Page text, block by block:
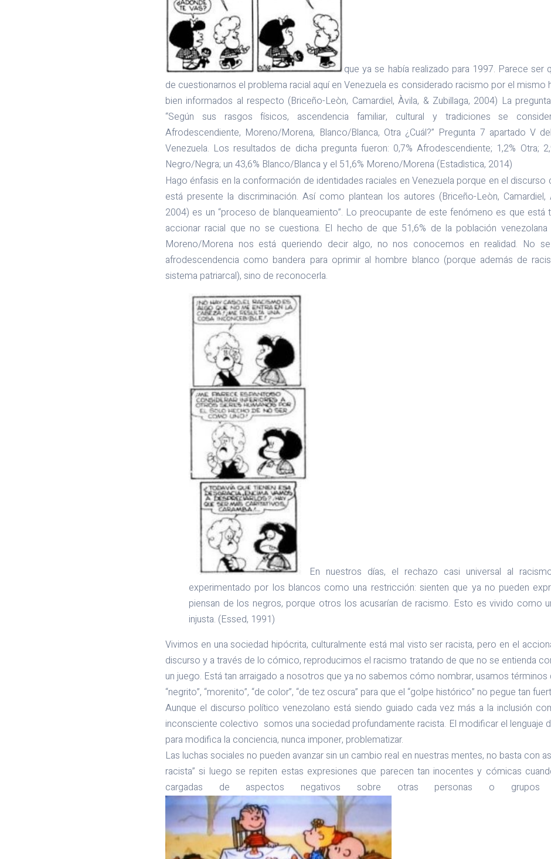
que ya se había realizado para 1997. Parece ser
de cuestionarnos el problema racial aquí en Venezuela es considerado racismo por el mismo
bien informados al respecto (Briceño-Leòn, Camardiel, Àvila, & Zubillaga, 2004) La
“Según sus rasgos físicos, ascendencia familiar, cultural y tradiciones se
Afrodescendiente, Moreno/Morena, Blanco/Blanca, Otra ¿Cuál?” Pregunta 7 apartado V
Venezuela. Los resultados de dicha pregunta fueron: 0,7% Afrodescendiente; 1,2% Otra;
Negro/Negra; un 43,6% Blanco/Blanca y el 51,6% Moreno/Morena (Estadìstica, 2014)
Hago énfasis en la conformación de identidades raciales en Venezuela porque en el
está presente la discriminación. Así como plantean los autores (Briceño-Leòn, Camardiel,
2004) es un “proceso de blanqueamiento”. Lo preocupante de este fenómeno es que está
accionar racial que no se cuestiona. El hecho de que 51,6% de la población
Moreno/Morena nos está queriendo decir algo, no nos conocemos en realidad. No
afrodescendencia como bandera para oprimir al hombre blanco (porque además de
sistema patriarcal), sino de reconocerla.
En nuestros días, el rechazo casi universal al
experimentado por los blancos como una restricción: sienten que ya no pueden
piensan de los negros, porque otros los acusarían de racismo. Esto es vivido como
injusta. (Essed, 1991)
Vivimos en una sociedad hipócrita, culturalmente está mal visto ser racista, pero en el
discurso y a través de lo cómico, reproducimos el racismo tratando de que no se entienda
un juego. Está tan arraigado a nosotros que ya no sabemos cómo nombrar, usamos
“negrito”, “morenito”, “de color”, “de tez oscura” para que el “golpe histórico” no pegue tan
Aunque el discurso político venezolano está siendo guiado cada vez más a la inclusión
inconsciente colectivo somos una sociedad profundamente racista. El modificar el lenguaje
para modifica la conciencia, nunca imponer, problematizar.
Las luchas sociales no pueden avanzar sin un cambio real en nuestras mentes, no basta con
racista” si luego se repiten estas expresiones que parecen tan inocentes y cómicas
cargadas de aspectos negativos sobre otras personas o grupos